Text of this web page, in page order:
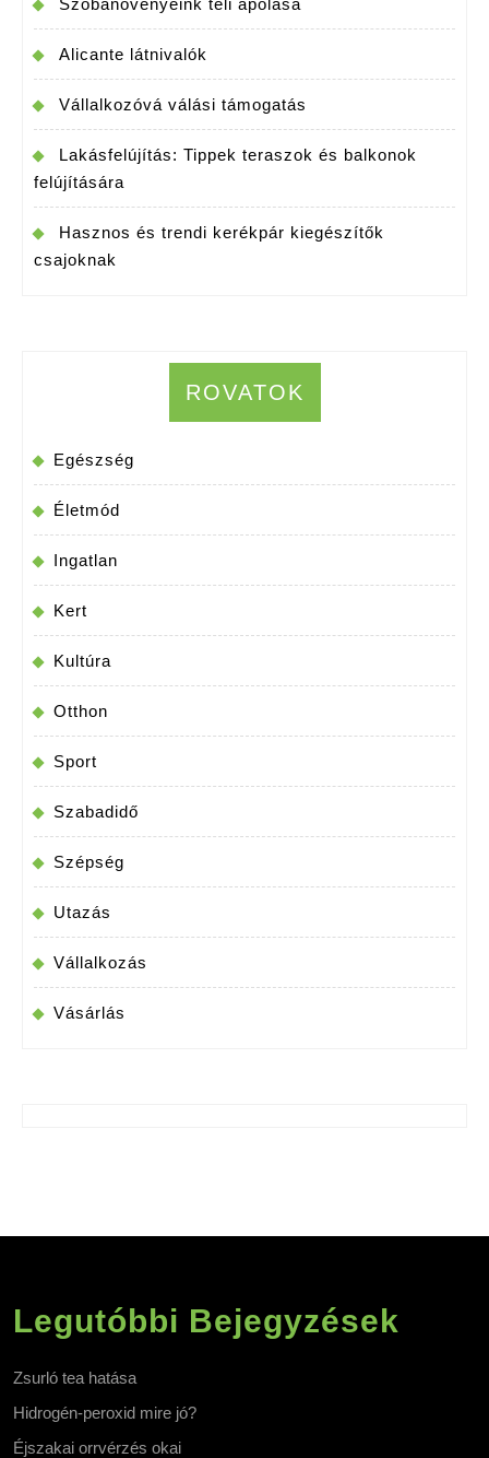
Szobanövényeink téli ápolása
Alicante látnivalók
Vállalkozóvá válási támogatás
Lakásfelújítás: Tippek teraszok és balkonok
felújítására
Hasznos és trendi kerékpár kiegészítők
csajoknak
ROVATOK
Egészség
Életmód
Ingatlan
Kert
Kultúra
Otthon
Sport
Szabadidő
Szépség
Utazás
Vállalkozás
Vásárlás
Legutóbbi Bejegyzések
Zsurló tea hatása
Hidrogén-peroxid mire jó?
Éjszakai orrvérzés okai